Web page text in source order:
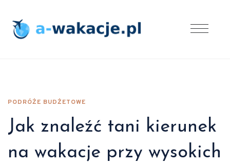
PODRÓŻE BUDŻETOWE
Jak znaleźć tani kierunek
na wakacje przy wysokich